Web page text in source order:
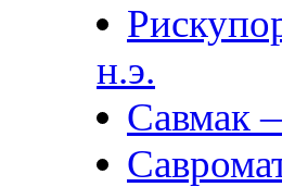
н.э.
Савмак